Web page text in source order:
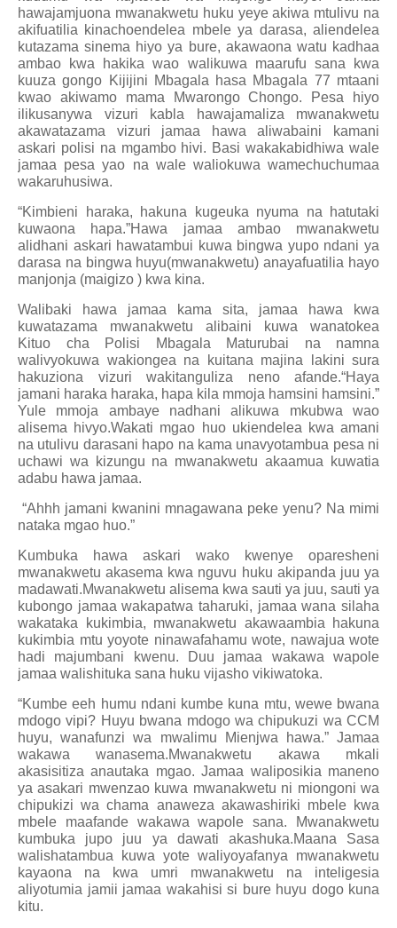
hawajamjuona mwanakwetu huku yeye akiwa mtulivu na
akifuatilia kinachoendelea mbele ya darasa, aliendelea
kutazama sinema hiyo ya bure, akawaona watu kadhaa
ambao kwa hakika wao walikuwa maarufu sana kwa
kuuza gongo Kijijini Mbagala hasa Mbagala 77 mtaani
kwao akiwamo mama Mwarongo Chongo. Pesa hiyo
ilikusanywa vizuri kabla hawajamaliza mwanakwetu
akawatazama vizuri jamaa hawa aliwabaini kamani
askari polisi na mgambo hivi. Basi wakakabidhiwa wale
jamaa pesa yao na wale waliokuwa wamechuchumaa
wakaruhusiwa.
“Kimbieni haraka, hakuna kugeuka nyuma na hatutaki
kuwaona hapa.”Hawa jamaa ambao mwanakwetu
alidhani askari hawatambui kuwa bingwa yupo ndani ya
darasa na bingwa huyu(mwanakwetu) anayafuatilia hayo
manjonja (maigizo ) kwa kina.
Walibaki hawa jamaa kama sita, jamaa hawa kwa
kuwatazama mwanakwetu alibaini kuwa wanatokea
Kituo cha Polisi Mbagala Maturubai na namna
walivyokuwa wakiongea na kuitana majina lakini sura
hakuziona vizuri wakitanguliza neno afande.“Haya
jamani haraka haraka, hapa kila mmoja hamsini hamsini.”
Yule mmoja ambaye nadhani alikuwa mkubwa wao
alisema hivyo.Wakati mgao huo ukiendelea kwa amani
na utulivu darasani hapo na kama unavyotambua pesa ni
uchawi wa kizungu na mwanakwetu akaamua kuwatia
adabu hawa jamaa.
“Ahhh jamani kwanini mnagawana peke yenu? Na mimi
nataka mgao huo.”
Kumbuka hawa askari wako kwenye oparesheni
mwanakwetu akasema kwa nguvu huku akipanda juu ya
madawati.Mwanakwetu alisema kwa sauti ya juu, sauti ya
kubongo jamaa wakapatwa taharuki, jamaa wana silaha
wakataka kukimbia, mwanakwetu akawaambia hakuna
kukimbia mtu yoyote ninawafahamu wote, nawajua wote
hadi majumbani kwenu. Duu jamaa wakawa wapole
jamaa walishituka sana huku vijasho vikiwatoka.
“Kumbe eeh humu ndani kumbe kuna mtu, wewe bwana
mdogo vipi? Huyu bwana mdogo wa chipukuzi wa CCM
huyu, wanafunzi wa mwalimu Mienjwa hawa.” Jamaa
wakawa wanasema.Mwanakwetu akawa mkali
akasisitiza anautaka mgao. Jamaa waliposikia maneno
ya asakari mwenzao kuwa mwanakwetu ni miongoni wa
chipukizi wa chama anaweza akawashiriki mbele kwa
mbele maafande wakawa wapole sana. Mwanakwetu
kumbuka jupo juu ya dawati akashuka.Maana Sasa
walishatambua kuwa yote waliyoyafanya mwanakwetu
kayaona na kwa umri mwanakwetu na inteligesia
aliyotumia jamii jamaa wakahisi si bure huyu dogo kuna
kitu.